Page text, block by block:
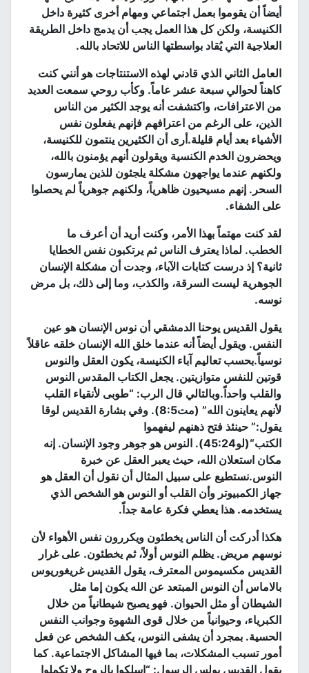
أيضاً أن يقوموا بعمل اجتماعي ومهام أخرى كثيرة داخل
الكنيسة، ولكن كل هذا العمل يجب أن يدمج داخل الطريقة
العلاجية التي يُقاد بواسطتها الناس للاتحاد بالله.
العامل الثاني الذي قادني لهذه الاستنتاجات هو أنني كنت
كاهناً لحوالي سبعة عشر عاماً.وكأب روحي سمعت العديد
من الاعترافات، واكتشفت أنه يوجد الكثير من الناس
الذين، على الرغم من اعترافهم فإنهم يفعلون نفس
الأشياء بعد أيام قليلة.أرى أن الكثيرين ينتمون للكنيسة،
ويحضرون الخدم الكنسية ويقولون أنهم يؤمنون بالله،
ولكنهم عندما يواجهون مشكلة يلجئون للذين يمارسون
السحر.إنهم مسيحيون ظاهرياً، ولكنهم جوهرياً لم يحصلوا
على الشفاء.
لقد كنت مهتماً بهذا الأمر، وكنت أريد أن أعرف ما
الخطب.لماذا يعترف الناس ثم يرتكبون نفس الخطايا
ثانية؟ إذ درست كتابات الآباء، وجدت أن مشكلة الإنسان
الجوهرية ليست السرقة، والكذب، وما إلى ذلك، بل مرض
نوسه.
يقول القديس يوحنا الدمشقي أن نوس الإنسان هو عين
النفس. ويقول أيضاً أنه عندما خلق الله الإنسان خلقه عاقلاً
نوسياً.بحسب تعاليم آباء الكنيسة، يكون العقل والنوس
قوتين للنفس متوازيتين.يجعل الكتاب المقدس النوس
والقلب واحداً.وبالتالي قال الرب : “طوبى لأنقياء القلب
لأنهم يعاينون الله” (مت8:5).
وفي بشارة القديس لوقا
يقول:”حينئذ فتح ذهنهم ليفهموا
الكتب“(لو45:24). النوس هو جوهر وجود الإنسان.إنه
مكان استعلان الله، حيث يعبر العقل عن خبرة
النوس.نستطيع على سبيل المثال أن نقول أن العقل هو
جهاز الكمبيوتر وأن القلب أو النوس هو الشخص الذي
يستخدمه.هذا يعطي فكرة عامة جداً.
هكذا أدركت أن الناس يخطئون ويكررون نفس الأهواء لأن
نوسهم مريض. يظلم النوس أولاً، ثم يخطئون.على غرار
القديس مكسيموس المعترف، يقول القديس غريغوريوس
بالاماس أن النوس المبتعد عن الله يكون إما مثل
الشيطان أو مثل الحيوان.فهو يصبح شيطانياً من خلال
الكبرياء، وحيوانياً من خلال قوى الشهوة وجوانب النفس
الحسية.بمجرد أن يشفى النوس، يكف الشخص عن فعل
أمور تسبب المشكلات، بما فيها المشاكل الاجتماعية.كما
يقول القديس بولس الرسول: “اسلكوا بالروح ولا تكملوا